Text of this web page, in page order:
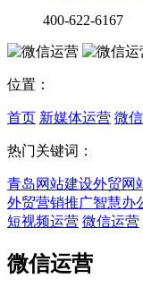
400-622-6167
位置：
首页 新媒体运营 微
热门关键词：
青岛网站建设外贸网
外贸营销推广智慧办
短视频运营 微信运营
微信运营